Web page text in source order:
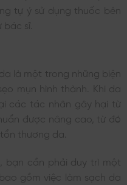
tự ý sử dụng thuốc bên
sĩ.
là một trong những biện
mụn hình thành. Khi da
các tác nhân gây hại từ
được nâng cao, từ đó
thương da.
bạn cần phải duy trì một
gồm việc làm sạch da